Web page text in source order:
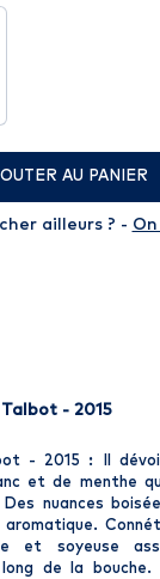
AU PANIER
ailleurs ? -
- 2015
- 2015 : Il
et de menthe
nuances
et soyeuse
de la